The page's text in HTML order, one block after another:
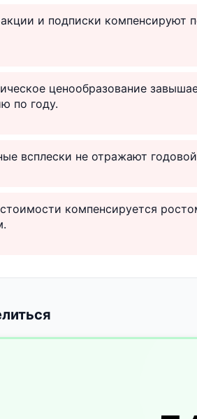
и подписки компенсируют
ценообразование
по году.
всплески не отражают
компенсируется